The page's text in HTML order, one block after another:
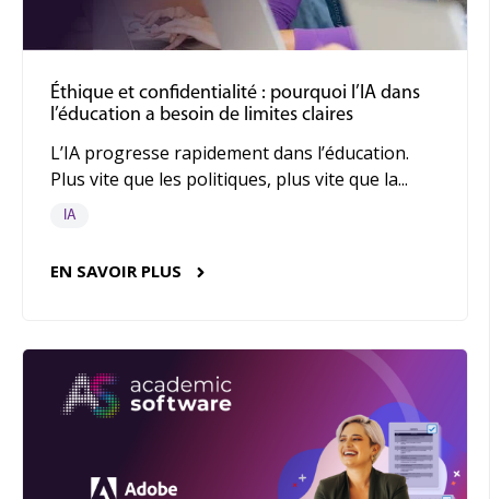
Éthique et confidentialité : pourquoi l’IA dans
l’éducation a besoin de limites claires
L’IA progresse rapidement dans l’éducation.
Plus vite que les politiques, plus vite que la...
IA
EN SAVOIR PLUS